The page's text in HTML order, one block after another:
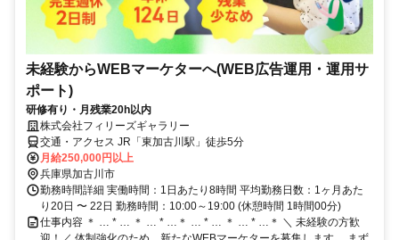
未経験からWEBマーケターへ(WEB広告運用・運用サ
ポート)
研修有り・月残業20h以内
株式会社フィリーズギャラリー
交通・アクセス JR「東加古川駅」徒歩5分
月給250,000円以上
兵庫県加古川市
勤務時間詳細 実働時間：1日あたり8時間 平均勤務日数：1ヶ月あた
り20日 〜 22日 勤務時間：10:00～19:00 (休憩時間 1時間00分)
仕事内容 ＊ … * … ＊ … * …＊ … * … ＊ … * …＊ ＼ 未経験の方歓